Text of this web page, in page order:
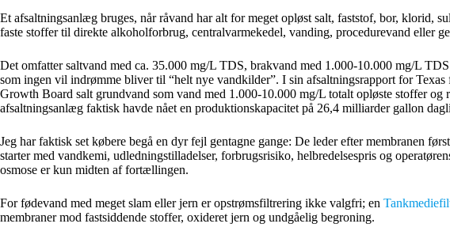
Et afsaltningsanlæg bruges, når råvand har alt for meget opløst salt, faststof, bor, klorid,
faste stoffer til direkte alkoholforbrug, centralvarmekedel, vanding, procedurevand eller
Det omfatter saltvand med ca. 35.000 mg/L TDS, brakvand med 1.000-10.000 mg/L
som ingen vil indrømme bliver til “helt nye vandkilder”. I sin afsaltningsrapport for Texas
Growth Board salt grundvand som vand med 1.000-10.000 mg/L totalt opløste stoffer og
afsaltningsanlæg faktisk havde nået en produktionskapacitet på 26,4 milliarder gallon
Jeg har faktisk set købere begå en dyr fejl gentagne gange: De leder efter membranen
starter med vandkemi, udledningstilladelser, forbrugsrisiko, helbredelsespris og
osmose er kun midten af fortællingen.
For fødevand med meget slam eller jern er opstrømsfiltrering ikke valgfri; en
membraner mod fastsiddende stoffer, oxideret jern og undgåelig begroning.